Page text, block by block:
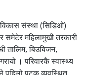
विकास संस्था (सिडिओ)
समेटेर महिलामुखी तरकारी
तालिम, बिउबिजन,
। परिवारकै स्वास्थ्य